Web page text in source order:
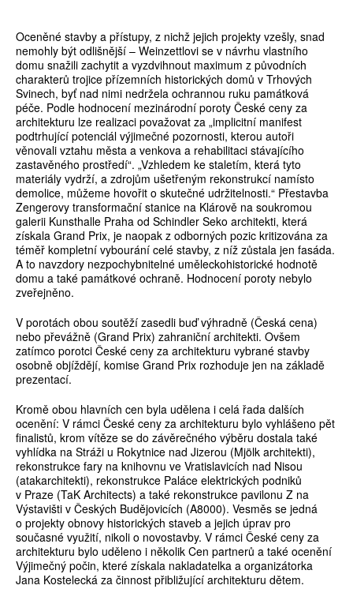
Oceněné stavby a přístupy, z nichž jejich projekty vzešly, snad
nemohly být odlišnější – Weinzettlovi se v návrhu vlastního
domu snažili zachytit a vyzdvihnout maximum z původních
charakterů trojice přízemních historických domů v Trhových
Svinech, byť nad nimi nedržela ochrannou ruku památková
péče. Podle hodnocení mezinárodní poroty České ceny za
architekturu lze realizaci považovat za „implicitní manifest
podtrhující potenciál výjimečné pozornosti, kterou autoři
věnovali vztahu města a venkova a rehabilitaci stávajícího
zastavěného prostředí“. „Vzhledem ke staletím, která tyto
materiály vydrží, a zdrojům ušetřeným rekonstrukcí namísto
demolice, můžeme hovořit o skutečné udržitelnosti.“ Přestavba
Zengerovy transformační stanice na Klárově na soukromou
galerii Kunsthalle Praha od Schindler Seko architekti, která
získala Grand Prix, je naopak z odborných pozic kritizována za
téměř kompletní vybourání celé stavby, z níž zůstala jen fasáda.
A to navzdory nezpochybnitelné uměleckohistorické hodnotě
domu a také památkové ochraně. Hodnocení poroty nebylo
zveřejněno.
V porotách obou soutěží zasedli buď výhradně (Česká cena)
nebo převážně (Grand Prix) zahraniční architekti. Ovšem
zatímco porotci České ceny za architekturu vybrané stavby
osobně objíždějí, komise Grand Prix rozhoduje jen na základě
prezentací.
Kromě obou hlavních cen byla udělena i celá řada dalších
ocenění: V rámci České ceny za architekturu bylo vyhlášeno pět
finalistů, krom vítěze se do závěrečného výběru dostala také
vyhlídka na Stráži u Rokytnice nad Jizerou (Mjölk architekti),
rekonstrukce fary na knihovnu ve Vratislavicích nad Nisou
(atakarchitekti), rekonstrukce Paláce elektrických podniků
v Praze (TaK Architects) a také rekonstrukce pavilonu Z na
Výstavišti v Českých Budějovicích (A8000). Vesměs se jedná
o projekty obnovy historických staveb a jejich úprav pro
současné využití, nikoli o novostavby. V rámci České ceny za
architekturu bylo uděleno i několik Cen partnerů a také ocenění
Výjimečný počin, které získala nakladatelka a organizátorka
Jana Kostelecká za činnost přibližující architekturu dětem.